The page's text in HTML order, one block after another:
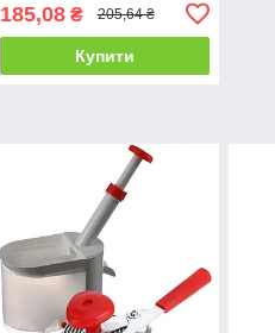
185,08₴ 205,64 ₴
Купити